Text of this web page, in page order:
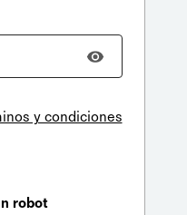
y condiciones
robot